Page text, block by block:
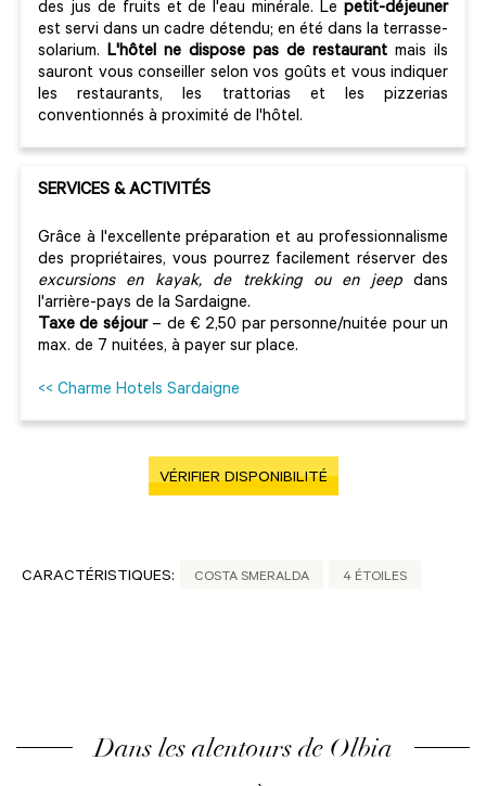
des jus de fruits et de l'eau minérale. Le petit-déjeuner
est servi dans un cadre détendu; en été dans la terrasse-
solarium. L'hôtel ne dispose pas de restaurant mais ils
sauront vous conseiller selon vos goûts et vous indiquer
les restaurants, les trattorias et les pizzerias
conventionnés à proximité de l'hôtel.
SERVICES & ACTIVITÉS
Grâce à l'excellente préparation et au professionnalisme
des propriétaires, vous pourrez facilement réserver des
excursions en kayak, de trekking ou en jeepdans
l'arrière-pays de la Sardaigne.
Taxe de séjour– de € 2,50 par personne/nuitée pour un
max. de 7 nuitées, à payer sur place.
<< Charme Hotels Sardaigne
VÉRIFIER DISPONIBILITÉ
CARACTÉRISTIQUES: COSTA SMERALDA 4 ÉTOILES
Dans les alentours de Olbia